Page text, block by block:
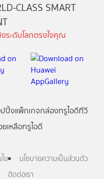
CLASS SMART
ระดับโลกตรงใจคุณ
ปิ้งแพ็กเกจกล่องทรูไอดีทีวี
เหลือทรูไอดี
ข
นโยบายความเป็นส่วนตัว
ติดต่อเรา